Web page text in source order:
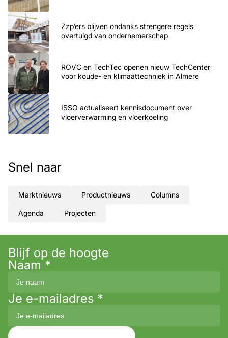
Zzp’ers blijven ondanks strengere regels
overtuigd van ondernemerschap
ROVC en TechTec openen nieuw TechCenter
voor koude- en klimaattechniek in Almere
ISSO actualiseert kennisdocument over
vloerverwarming en vloerkoeling
Snel naar
Marktnieuws Productnieuws Columns
Agenda Projecten
Blijf op de hoogte
Naam *
Je e-mailadres *